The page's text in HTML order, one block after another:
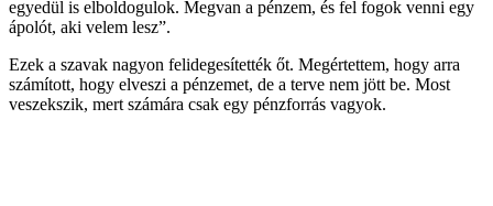
egyedül is elboldogulok. Megvan a pénzem, és fel fogok venni egy
ápolót, aki velem lesz”.
Ezek a szavak nagyon felidegesítették őt. Megértettem, hogy arra
számított, hogy elveszi a pénzemet, de a terve nem jött be. Most
veszekszik, mert számára csak egy pénzforrás vagyok.